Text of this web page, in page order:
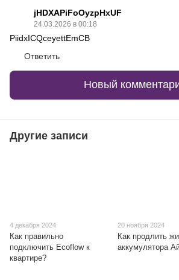
jHDXAPiFoOyzpHxUF
24.03.2026 в 00:18
PiidxICQceyettEmCB
Ответить
Новый
Другие записи
4 декабря 2024
Как правильно
подключить Ecoflow к
квартире?
20 ноября 2024
Как продлить
аккумулятора